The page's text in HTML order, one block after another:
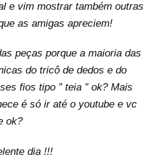
e vim mostrar também outras
as amigas apreciem!
peças porque a maioria das
do tricô de dedos e do
fios tipo ” teia ” ok? Mais
é só ir até o youtube e vc
ok?
dia !!!